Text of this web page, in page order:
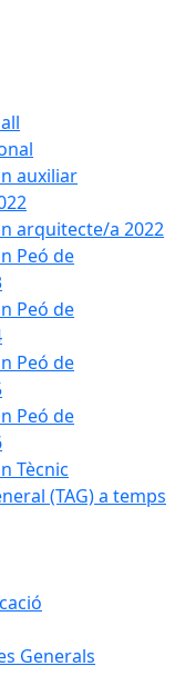
auxiliar
arquitecte/a 2022
Peó de
Peó de
Peó de
Peó de
Tècnic
(TAG) a temps
Generals